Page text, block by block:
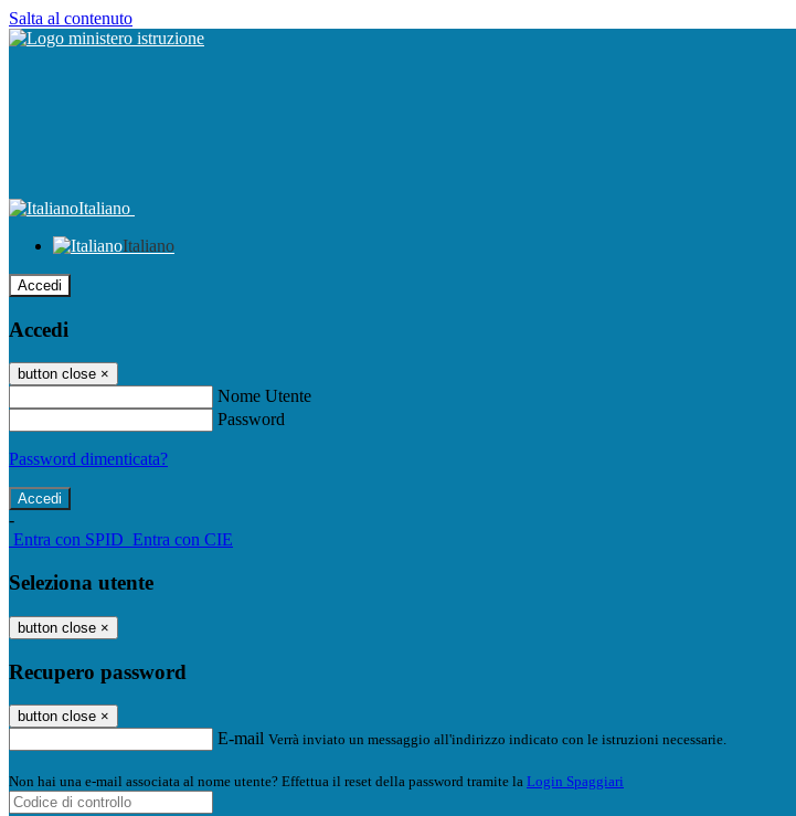
Salta al contenuto
Italiano
Italiano
Accedi
Accedi
button close ×
Nome Utente
Password
Password dimenticata?
-
Entra con SPID Entra con CIE
Seleziona utente
button close ×
Recupero password
button close ×
E-mail Verrà inviato un messaggio all'indirizzo indicato con le istruzioni necessarie.
Non hai una e-mail associata al nome utente? Effettua il reset della password tramite la Login Spaggiari